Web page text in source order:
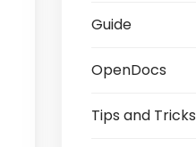
Guide
OpenDocs
Tips and Tricks